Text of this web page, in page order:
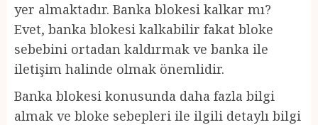
yer almaktadır. Banka blokesi kalkar mı?
Evet, banka blokesi kalkabilir fakat bloke
sebebini ortadan kaldırmak ve banka ile
iletişim halinde olmak önemlidir.
Banka blokesi konusunda daha fazla bilgi
almak ve bloke sebepleri ile ilgili detaylı bilgi